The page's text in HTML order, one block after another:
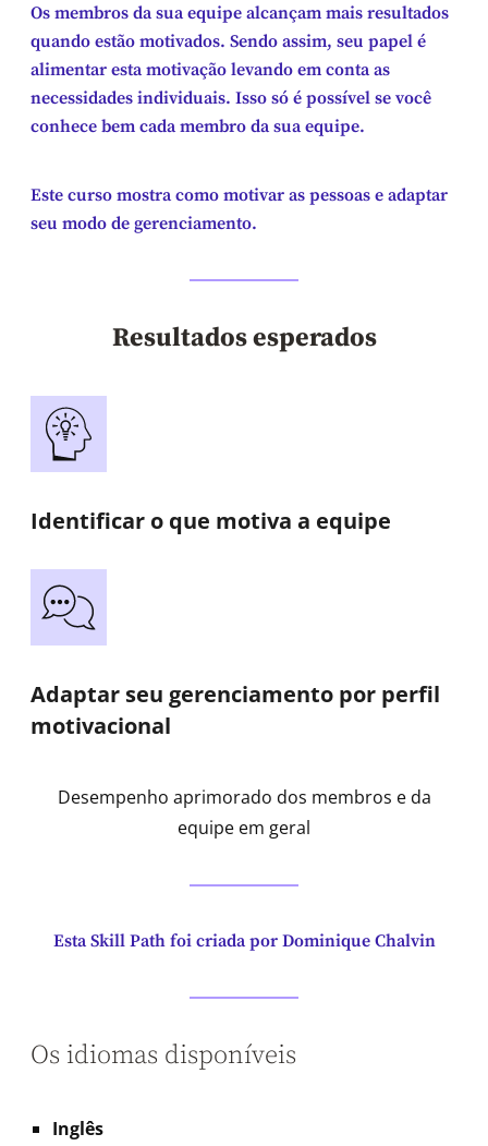
Os membros da sua equipe alcançam mais resultados
quando estão motivados. Sendo assim, seu papel é
alimentar esta motivação levando em conta as
necessidades individuais. Isso só é possível se você
conhece bem cada membro da sua equipe.
Este curso mostra como motivar as pessoas e adaptar
seu modo de gerenciamento.
Resultados esperados
Identificar o que motiva a equipe
Adaptar seu gerenciamento por perfil
motivacional
Desempenho aprimorado dos membros e da
equipe em geral
Esta Skill Path foi criada por Dominique Chalvin
Os idiomas disponíveis
Inglês